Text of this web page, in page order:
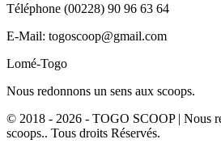
Téléphone (00228) 90 96 63 64
E-Mail: togoscoop@gmail.com
Lomé-Togo
Nous redonnons un sens aux scoops.
© 2018 - 2026 - TOGO SCOOP | Nous
scoops.. Tous droits Réservés.